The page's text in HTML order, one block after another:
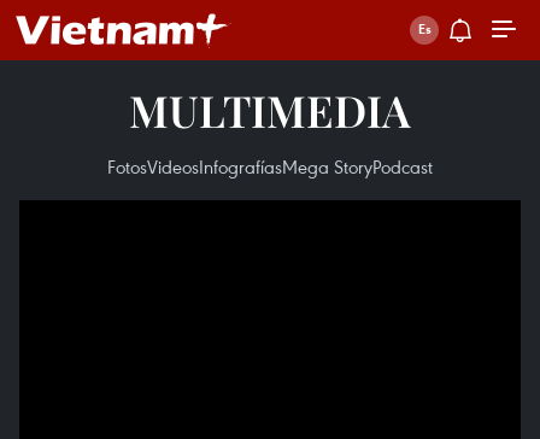
MULTIMEDIA
FotosVideosInfografíasMega StoryPodcast